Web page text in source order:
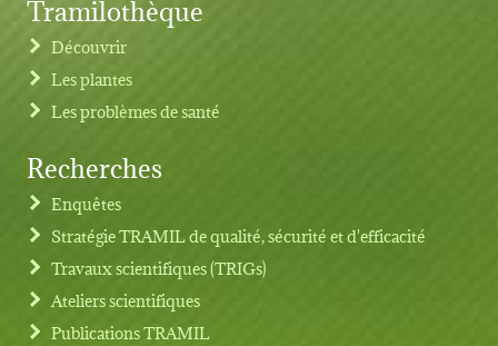
Footer menu
Découvrir
Les plantes
Les problèmes de santé
Recherches
Enquêtes
Stratégie TRAMIL de qualité, sécurité et d'efficacité
Travaux scientifiques (TRIGs)
Ateliers scientifiques
Publications TRAMIL